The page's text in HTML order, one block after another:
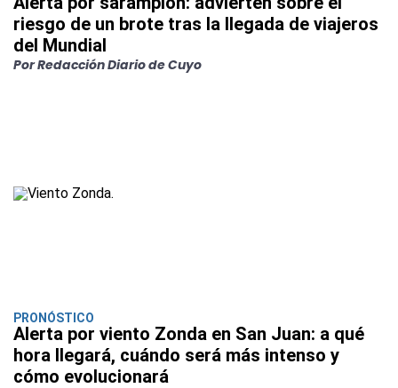
riesgo de un brote tras la llegada de viajeros
del Mundial
Por Redacción Diario de Cuyo
PRONÓSTICO
Alerta por viento Zonda en San Juan: a qué
hora llegará, cuándo será más intenso y
cómo evolucionará